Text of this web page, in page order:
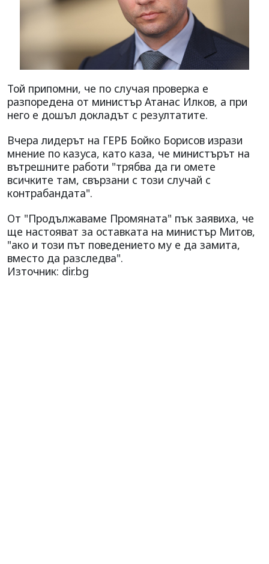
Той припомни, че по случая проверка е
разпоредена от министър Атанас Илков, а при
него е дошъл докладът с резултатите.
Вчера лидерът на ГЕРБ Бойко Борисов изрази
мнение по казуса, като каза, че министърът на
вътрешните работи "трябва да ги омете
всичките там, свързани с този случай с
контрабандата".
От "Продължаваме Промяната" пък заявиха, че
ще настояват за оставката на министър Митов,
"ако и този път поведението му е да замита,
вместо да разследва".
Източник: dir.bg